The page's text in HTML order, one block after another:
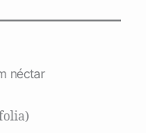
néctar